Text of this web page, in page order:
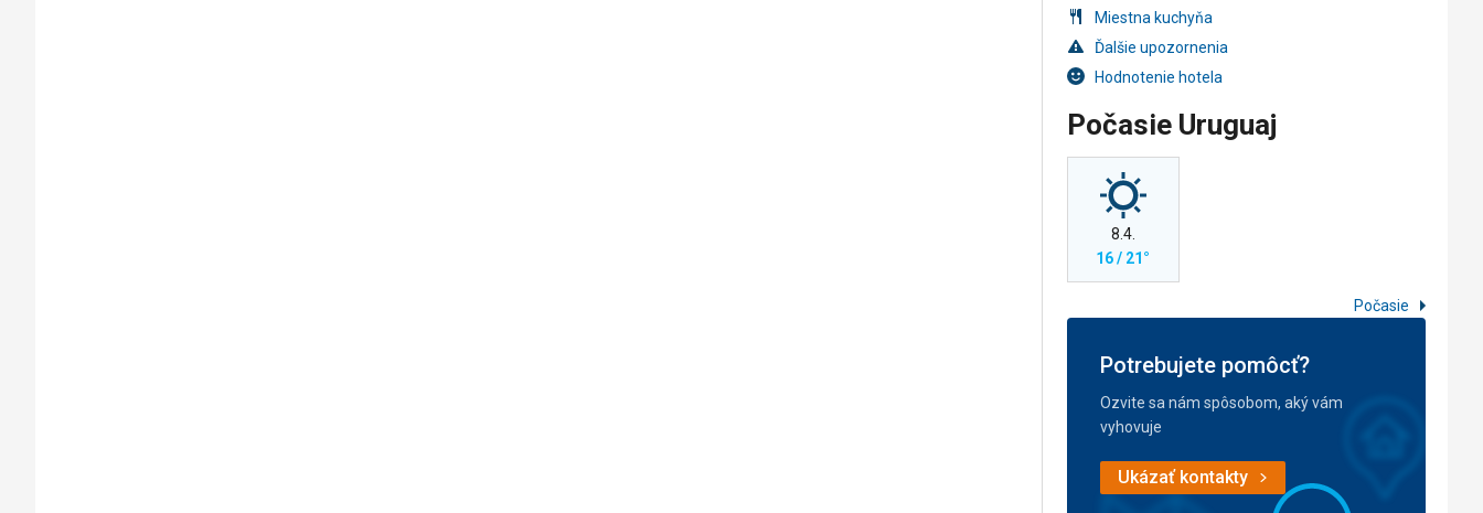
Miestna kuchyňa
Ďalšie upozornenia
Hodnotenie hotela
Počasie Uruguaj
8.4.
16 / 21°
Počasie
Potrebujete pomôcť?
Ozvite sa nám spôsobom, aký vám
vyhovuje
Ukázať kontakty